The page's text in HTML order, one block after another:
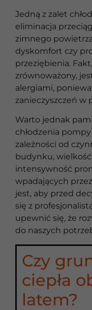
Jedną z zalet
eliminacja
zimnego
dyskomfort czy
przeziębienia.
zrównoważony,
alergiami,
zanieczyszczeń w
Warto jednak
chłodzenia
zależności od
budynku,
intensywność
wpadających
jest, aby przed
się z
upewnić się, że
do naszych
Czy
ciepła
latem?